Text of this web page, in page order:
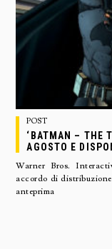
POST
‘BATMAN – THE
AGOSTO E
Warner Bros.
accordo di
anteprima